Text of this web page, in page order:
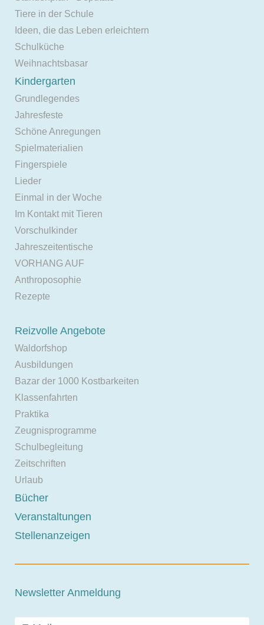
Tiere in der Schule
Ideen, die das Leben erleichtern
Schulküche
Weihnachtsbasar
Kindergarten
Grundlegendes
Jahresfeste
Schöne Anregungen
Spielmaterialien
Fingerspiele
Lieder
Einmal in der Woche
Im Kontakt mit Tieren
Vorschulkinder
Jahreszeitentische
VORHANG AUF
Anthroposophie
Rezepte
Reizvolle Angebote
Waldorfshop
Ausbildungen
Bazar der 1000 Kostbarkeiten
Klassenfahrten
Praktika
Zeugnisprogramme
Schulbegleitung
Zeitschriften
Urlaub
Bücher
Veranstaltungen
Stellenanzeigen
Newsletter Anmeldung